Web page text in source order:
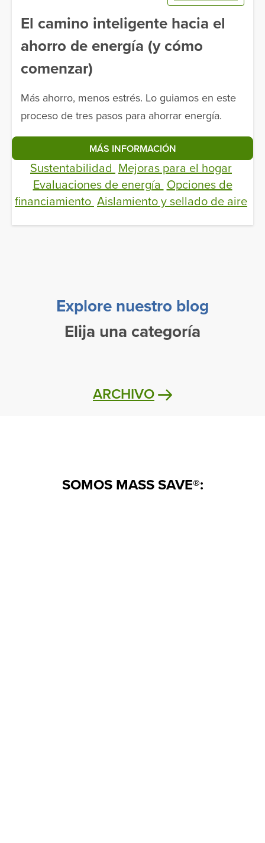
El camino inteligente hacia el
ahorro de energía (y cómo
comenzar)
Más ahorro, menos estrés. Lo guiamos en este
proceso de tres pasos para ahorrar energía.
MÁS INFORMACIÓN
Sustentabilidad Mejoras para el hogar
Evaluaciones de energía Opciones de
financiamiento Aislamiento y sellado de aire
Explore nuestro blog
Elija una categoría
ARCHIVO
SOMOS MASS SAVE®: